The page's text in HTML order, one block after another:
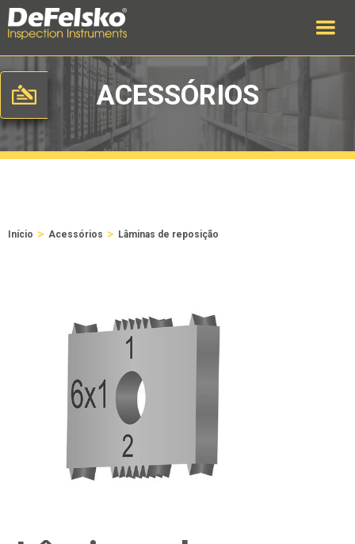
ACESSÓRIOS
Início > Acessórios > Lâminas de reposição